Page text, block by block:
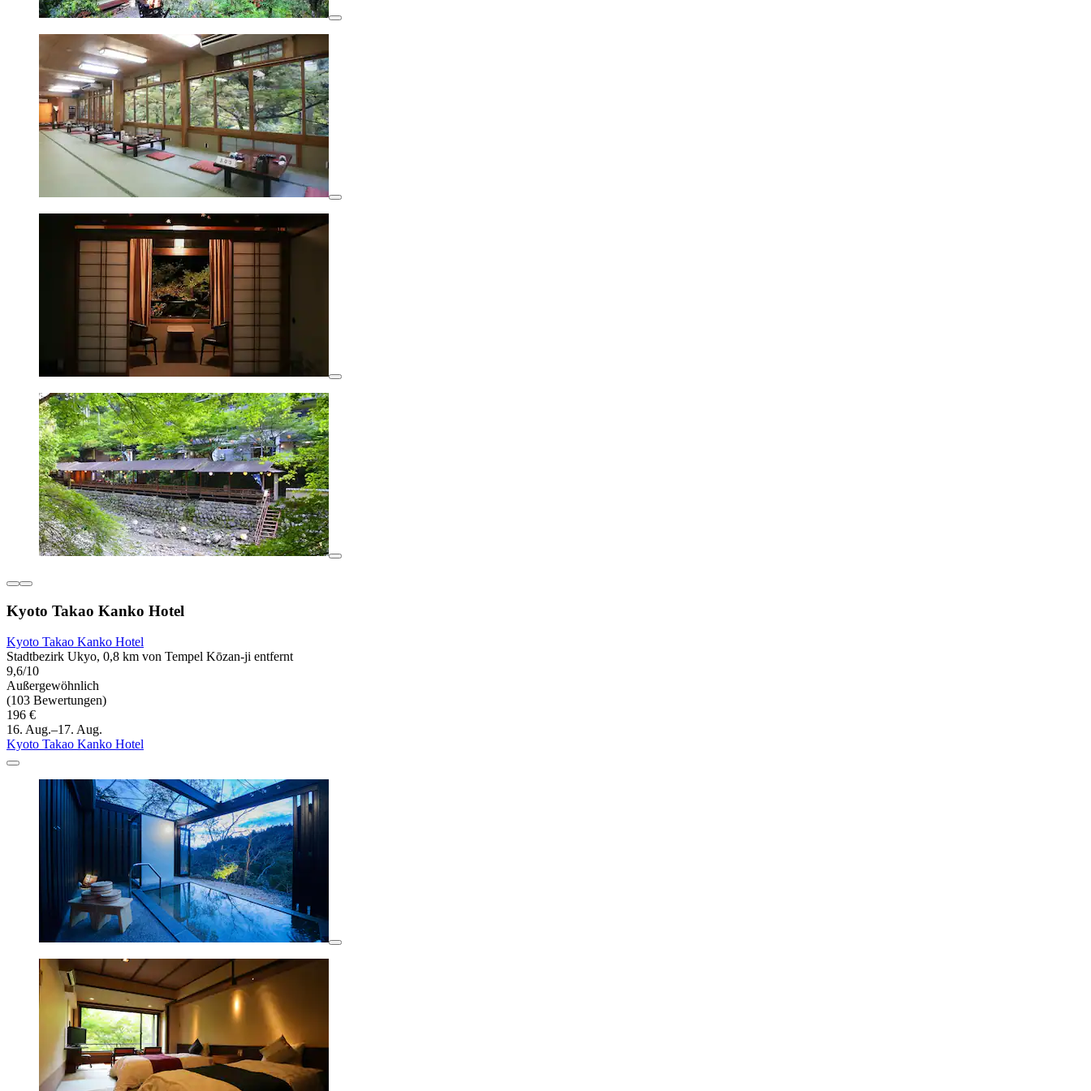
Kyoto Takao Kanko Hotel
Kyoto Takao Kanko Hotel
Stadtbezirk Ukyo, 0,8 km von Tempel Kōzan-ji entfernt
9,6/10
Außergewöhnlich
(103 Bewertungen)
196 €
16. Aug.–17. Aug.
Kyoto Takao Kanko Hotel